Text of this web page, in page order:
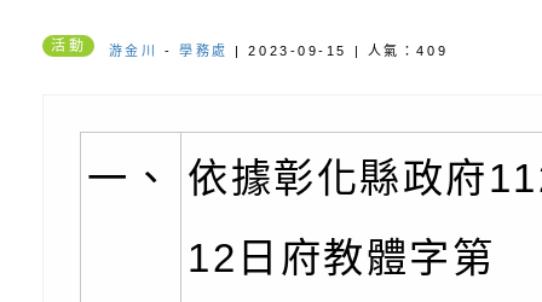
（CRPD）第三次國
檢送行政院新聞傳播
辦理「115年度促進
緒學習知能研習」
檢送桃園市政府LED
字稿及LCD託播影片
函轉有關本府新聞
6月交通安全宣導標
有關「115年各賣場
活動 游金川 -學務處 | 2023-09-15 | 人氣：409
一、
依據彰化縣政府
12日府教體字第